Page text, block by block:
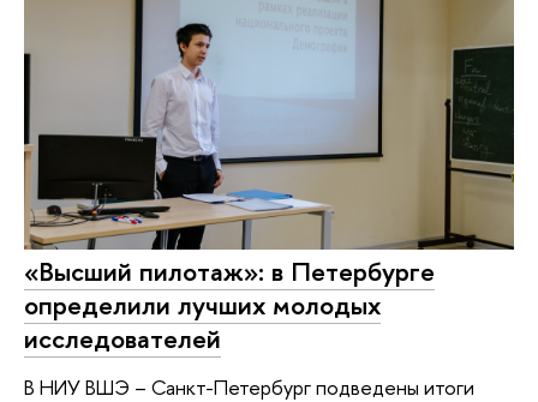
«Высший пилотаж»: в Петербурге
определили лучших молодых
исследователей
В НИУ ВШЭ – Санкт-Петербург подведены итоги